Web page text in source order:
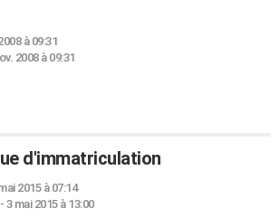
à 09:31
2008 à 09:31
d'immatriculation
2015 à 07:14
3 mai 2015 à 13:00